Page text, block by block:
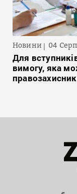
Новини 04
Для
вимогу, яка